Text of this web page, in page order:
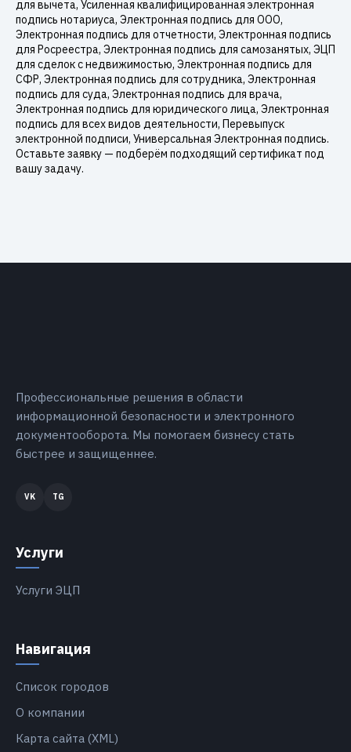
для вычета, Усиленная квалифицированная электронная
подпись нотариуса, Электронная подпись для ООО,
Электронная подпись для отчетности, Электронная подпись
для Росреестра, Электронная подпись для самозанятых, ЭЦП
для сделок с недвижимостью, Электронная подпись для
СФР, Электронная подпись для сотрудника, Электронная
подпись для суда, Электронная подпись для врача,
Электронная подпись для юридического лица, Электронная
подпись для всех видов деятельности, Перевыпуск
электронной подписи, Универсальная Электронная подпись.
Оставьте заявку — подберём подходящий сертификат под
вашу задачу.
Профессиональные решения в области
информационной безопасности и электронного
документооборота. Мы помогаем бизнесу стать
быстрее и защищеннее.
Услуги
Услуги ЭЦП
Навигация
Список городов
О компании
Карта сайта (XML)